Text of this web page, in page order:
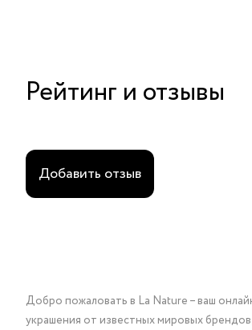
Рейтинг и отзывы
Добавить отзыв
Добро пожаловать в La Nature – ваш
украшения от известных мировых